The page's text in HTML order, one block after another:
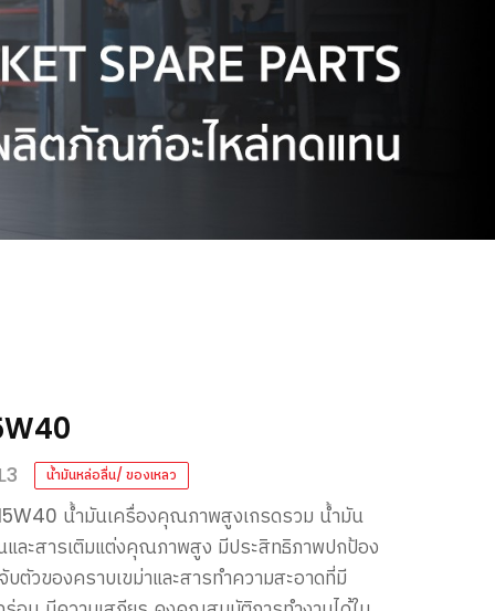
น้ำมันหล่อลื่น/ ของเหลว
น้ำมันเครื่องคุณภาพสูงเกรดรวม น้ำมัน
ละสารเติมแต่งคุณภาพสูง มีประสิทธิภาพปกป้อง
ตัวของคราบเขม่าและสารทำความสะอาดที่มี